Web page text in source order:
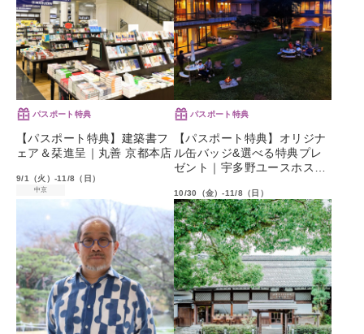
パスポート特典
【パスポート特典】建築書フ
ェア＆栞進呈｜丸善 京都本店
9/1（火）-11/8（日）
中京
パスポート特典
【パスポート特典】オリジナ
ル缶バッジ&選べる特典プレ
ゼント｜宇多野ユースホステ
10/30（金）-11/8（日）
その他